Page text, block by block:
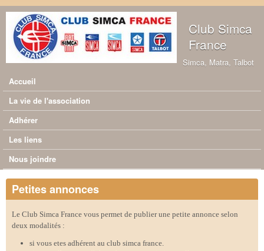
Aller au contenu principal
Club Simca
France
Simca, Matra, Talbot
Menu principal
Accueil
La vie de l'association
Adhérer
Les liens
Nous joindre
Petites annonces
Le Club Simca France vous permet de publier une petite annonce selon
deux modalités :
si vous etes adhérent au club simca france.